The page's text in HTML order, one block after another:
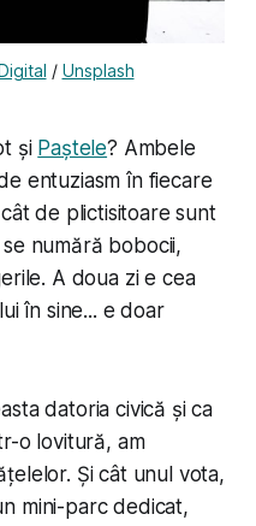
/ Unsplash
și Paștele? Ambele
entuziasm în fiecare
de plictisitoare sunt
numără bobocii,
A doua zi e cea
în sine... e doar
datoria civică și ca
o lovitură, am
Și cât unul vota,
mini-parc dedicat,